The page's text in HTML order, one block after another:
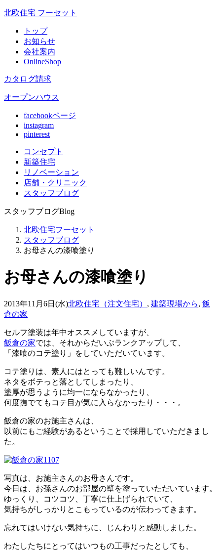
北欧住宅 フーセット
トップ
お知らせ
会社案内
OnlineShop
カタログ請求
オープンハウス
facebookページ
instagram
pinterest
コンセプト
新築住宅
リノベーション
店舗 ・クリニック
スタッフブログ
スタッフブログBlog
北欧住宅フーセット
スタッフブログ
お母さんの漆喰塗り
お母さんの漆喰塗り
2013年11月6日(水)北欧住宅（注文住宅） , 建築現場から, 飯
倉の家
セルフ塗装は年中オススメしていますが、
飯倉の家では、それからだいぶランクアップして、
「漆喰のコテ塗り」をしていただいています。
コテ塗りは、素人にはとっても難しいんです。
ネタをボテっと落としてしまったり、
塗厚が思うように均一にならなかったり、
何度撫でてもコテ目が気に入らなかったり・・・。
飯倉の家のお施主さんは、
以前にもご経験があるということで採用していただきまし
た。
写真は、お施主さんのお母さんです。
今日は、お孫さんのお部屋の壁を塗っていただいています。
ゆっくり、コツコツ、丁寧に仕上げられていて、
気持ちがしっかりとこもっているのが伝わってきます。
忘れてはいけない気持ちに、じんわりと感動しました。
わたしたちにとってはいつもの工事だったとしても、